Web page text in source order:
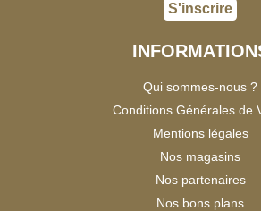
S'inscrire
Qui sommes-nous ?
Conditions Générales de
Mentions légales
Nos magasins
Nos partenaires
Nos bons plans